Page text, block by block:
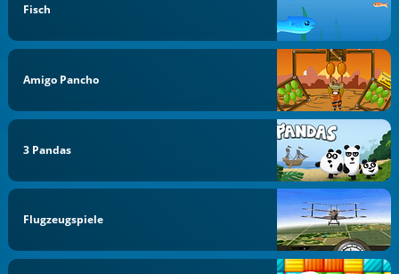
Fisch
Amigo Pancho
3 Pandas
Flugzeugspiele